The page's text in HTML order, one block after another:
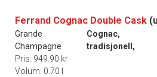
Ferrand Cognac Double Cask
Grande
Champagne
Cognac,
tradisjonell,
Pris: 949.90 kr
Volum: 0.70 l